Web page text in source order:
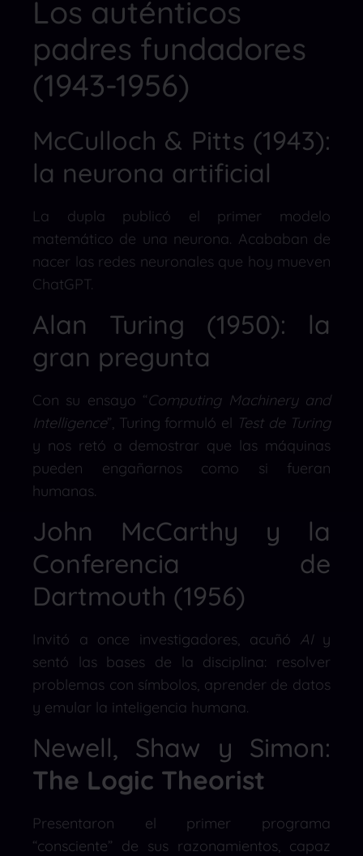
Los auténticos
padres fundadores
(1943-1956)
McCulloch & Pitts (1943):
la neurona artificial
La dupla publicó el primer modelo
matemático de una neurona. Acababan de
nacer las redes neuronales que hoy mueven
ChatGPT.
Alan Turing (1950): la
gran pregunta
Con su ensayo “Computing Machinery and
Intelligence”, Turing formuló el
Test de Turing
y nos retó a demostrar que las máquinas
pueden engañarnos como si fueran
humanas.
John McCarthy y la
Conferencia de
Dartmouth (1956)
Invitó a once investigadores, acuñó AIy
sentó las bases de la disciplina: resolver
problemas con símbolos, aprender de datos
y emular la inteligencia humana.
Newell, Shaw y Simon:
The Logic Theorist
Presentaron el primer programa
“consciente” de sus razonamientos, capaz